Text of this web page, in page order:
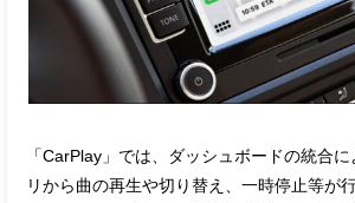
「CarPlay」では、ダッシュボードの統合
リから曲の再生や切り替え、一時停止等が